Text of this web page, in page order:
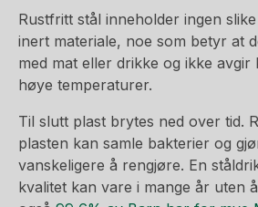
Rustfritt stål inneholder ingen
inert materiale, noe som betyr at
med mat eller drikke og ikke avgir
høye temperaturer.
Til slutt plast brytes ned over tid.
plasten kan samle bakterier og
vanskeligere å rengjøre. En
kvalitet kan vare i mange år uten